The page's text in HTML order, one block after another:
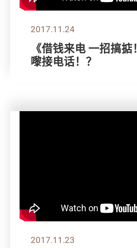
2017.11.24
《借钱来电 一招搞
嚟接电话！？
2017.11.23